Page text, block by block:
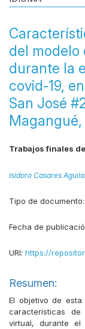
del modelo
durante la
covid-19,
San José
Trabajos finales
Isidoro Casares
Tipo de documento:
Fecha de
URI: https://
Resumen:
El objetivo de
características
virtual, durante el